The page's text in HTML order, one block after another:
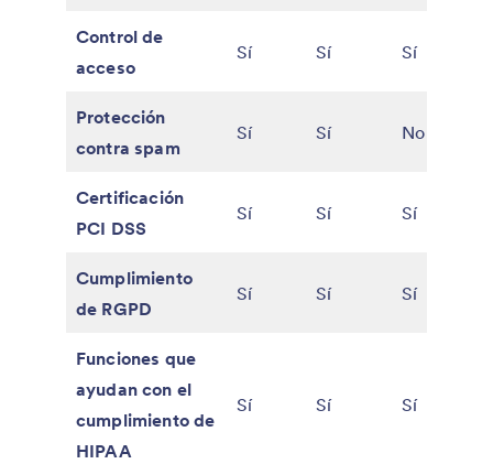
Control de
acceso
Sí Sí Sí
Protección
contra spam
Sí Sí No
Certificación
PCI DSS
Sí Sí Sí
Cumplimiento
de RGPD
Sí Sí Sí
Funciones que
ayudan con el
cumplimiento de
HIPAA
Sí Sí Sí